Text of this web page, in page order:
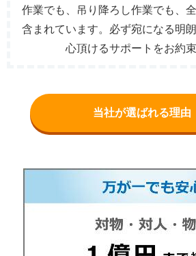
作業でも、吊り降ろし作業でも、
含まれています。必ず宛になる明
心頂けるサポートをお約束
当社が選ばれる理